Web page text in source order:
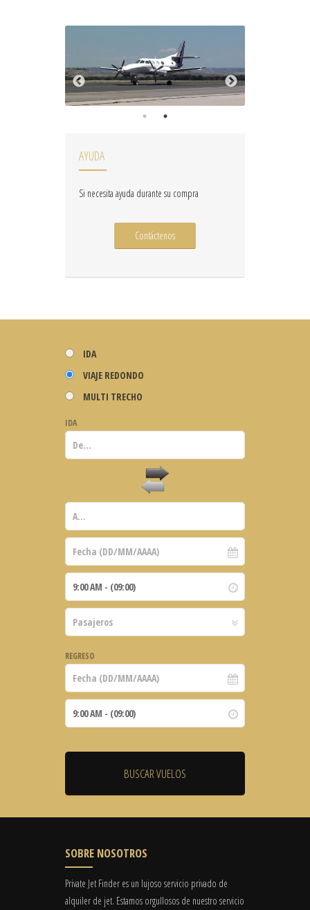
AYUDA
Si necesita ayuda durante su compra
Contáctenos
IDA
VIAJE REDONDO
MULTI TRECHO
IDA
REGRESO
SOBRE NOSOTROS
Private Jet Finder es un lujoso servicio privado de
alquiler de jet. Estamos orgullosos de nuestro servicio